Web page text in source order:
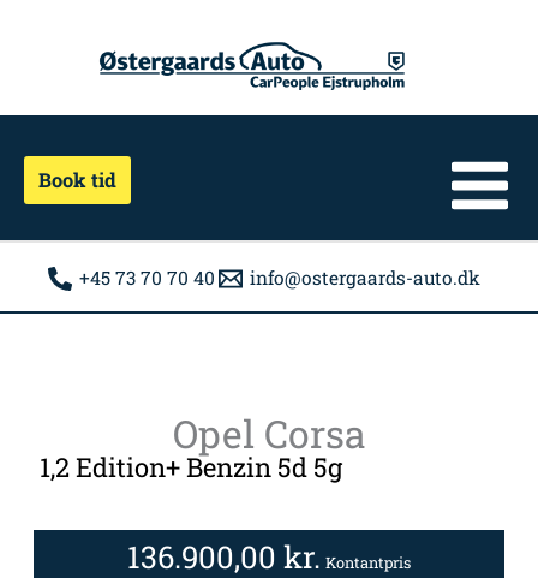
Book tid
+45 73 70 70 40 info@ostergaards-auto.dk
Opel Corsa
1,2 Edition+ Benzin 5d 5g
136.900,00 kr. Kontantpris